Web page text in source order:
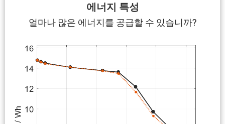
에너지 특성
얼마나 많은 에너지를 공급할 수 있습니까?